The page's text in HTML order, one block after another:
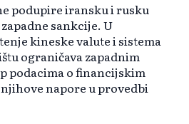
podupire iransku i rusku
sankcije. U
kineske valute i sistema
ograničava zapadnim
podacima o financijskim
napore u provedbi